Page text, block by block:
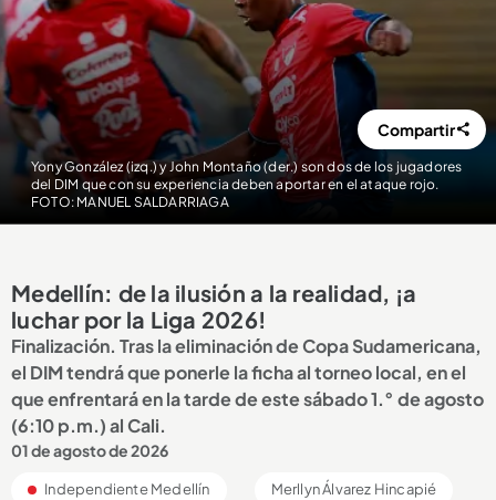
Yony González (izq.) y John Montaño (der.) son dos de los jugadores
del DIM que con su experiencia deben aportar en el ataque rojo.
FOTO: MANUEL SALDARRIAGA
Compartir
Medellín: de la ilusión a la realidad, ¡a
luchar por la Liga 2026!
Finalización. Tras la eliminación de Copa Sudamericana,
el DIM tendrá que ponerle la ficha al torneo local, en el
que enfrentará en la tarde de este sábado 1.° de agosto
(6:10 p.m.) al Cali.
01 de agosto de 2026
Independiente Medellín Merllyn Álvarez Hincapié